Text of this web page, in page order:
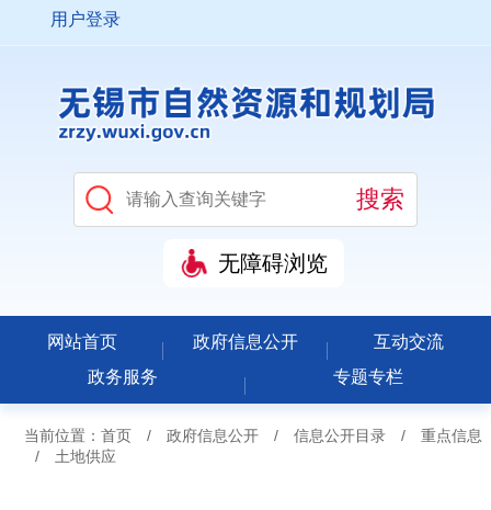
用户登录
无障碍浏览
网站首页 政府信息公开
互动交流
政务服务
专题专栏
当前位置： 首页 / 政府信息公开 / 信息公开目录 /
重点信息
/
土地供应